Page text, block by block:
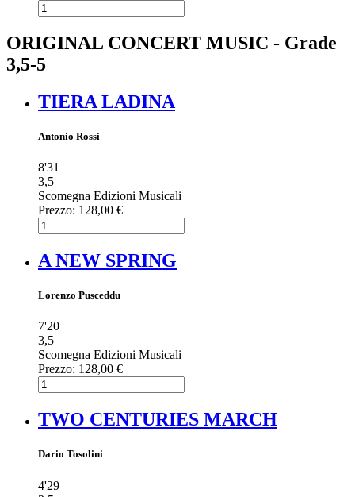
ORIGINAL CONCERT MUSIC - Grade
3,5-5
TIERA LADINA
Antonio Rossi
8'31
3,5
Scomegna Edizioni Musicali
Prezzo: 128,00 €
A NEW SPRING
Lorenzo Pusceddu
7'20
3,5
Scomegna Edizioni Musicali
Prezzo: 128,00 €
TWO CENTURIES MARCH
Dario Tosolini
4'29